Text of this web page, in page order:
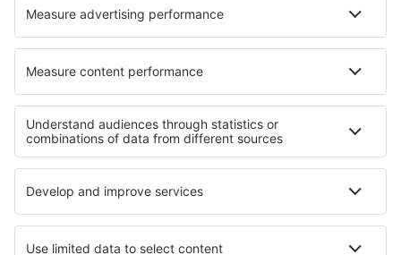
Cele mai bune hoteluri - regiuni
Hoteluri în Berchtesgaden Hoteluri in Moselle Valley
Hoteluri în Sylt Hoteluri in Ore Mountains
Hoteluri on East Frisian Islands Hoteluri in Eastern Anatolia
Hoteluri in De Hoop Nature Reserve Hoteluri in Neusiedlersee